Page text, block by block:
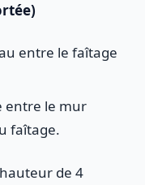
entre le faîtage
entre le mur
faîtage.
de 4